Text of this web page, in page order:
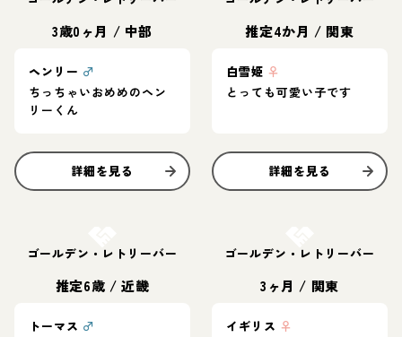
3歳0ヶ月 / 中部
ヘンリー ♂
ちっちゃいおめめのヘン
リーくん
詳細を見る
推定4か月 / 関東
白雪姫 ♀
とっても可愛い子です
詳細を見る
ゴールデン・レトリーバー
推定6歳 / 近畿
トーマス ♂
ゴールデン・レトリーバー
3ヶ月 / 関東
イギリス ♀